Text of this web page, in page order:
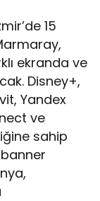
15
ekranda ve
Disney+,
Yandex
ve
sahip